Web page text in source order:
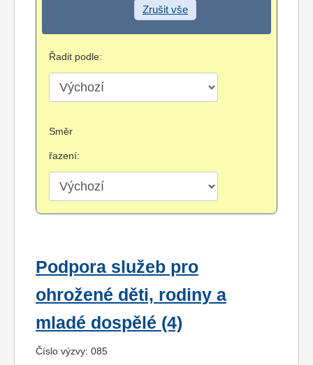
Zrušit vše
Řadit podle:
Směr
řazení:
Podpora služeb pro
ohrožené děti, rodiny a
mladé dospělé (4)
Číslo výzvy: 085